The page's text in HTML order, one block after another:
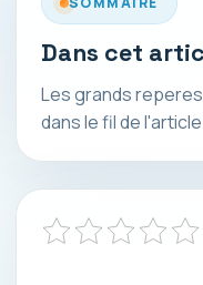
Dans cet
Les grands
dans le fil de